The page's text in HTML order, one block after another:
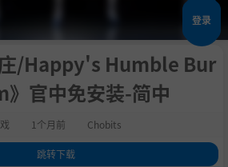
登录
庄/Happy's Humble Bur
》官中免安装-简中
1个月前 Chobits
跳转下载